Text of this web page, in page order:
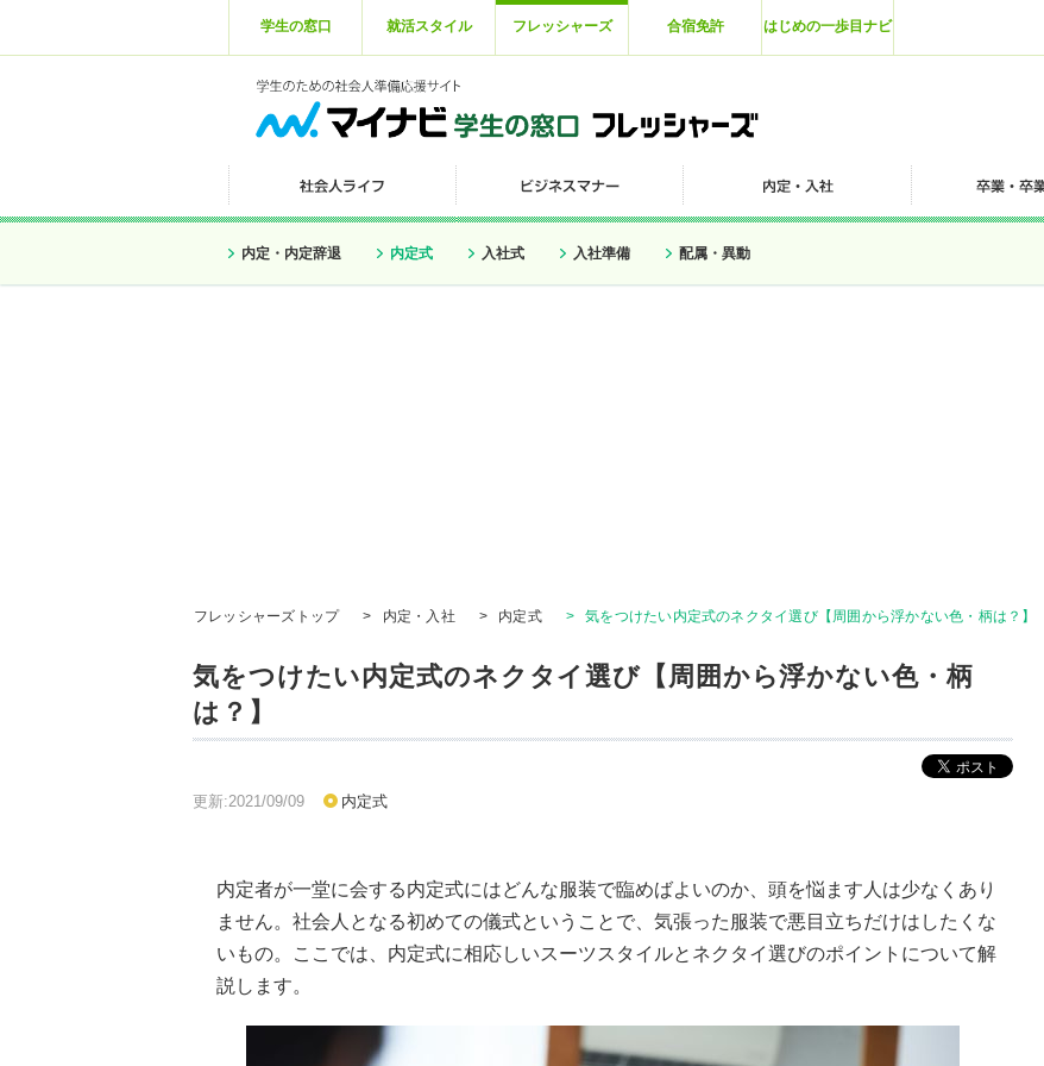
学生の窓口 就活スタイル フレッシャーズ 合宿免許 はじめの一歩目ナビ
内定・内定辞退 内定式 入社式 入社準備 配属・異動
フレッシャーズトップ > 内定・入社 > 内定式 > 気をつけたい内定式のネクタイ選び【周囲から浮かない色・柄は？】
気をつけたい内定式のネクタイ選び【周囲から浮かない色・柄
は？】
更新:2021/09/09 内定式
内定者が一堂に会する内定式にはどんな服装で臨めばよいのか、頭を悩ます人は少なくあり
ません。社会人となる初めての儀式ということで、気張った服装で悪目立ちだけはしたくな
いもの。ここでは、内定式に相応しいスーツスタイルとネクタイ選びのポイントについて解
説します。